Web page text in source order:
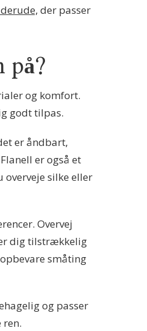
der passer
på?
og komfort.
godt tilpas.
er åndbart,
er også et
overveje silke eller
Overvej
dig tilstrækkelig
småting
og passer
ren.